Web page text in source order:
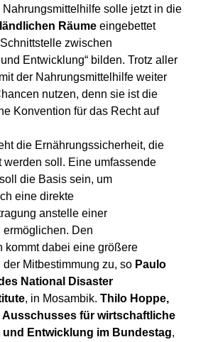
Nahrungsmittelhilfe solle jetzt in die
Räume eingebettet
zwischen
Entwicklung“ bilden. Trotz aller
der Nahrungsmittelhilfe weiter
nutzen, denn sie ist die
Konvention für das Recht auf
die Ernährungssicherheit, die
werden soll. Eine umfassende
die Basis sein, um
eine direkte
anstelle einer
Den
kommt dabei eine größere
Mitbestimmung zu, so Paulo
National Disaster
, in Mosambik. Thilo Hoppe,
Ausschusses für wirtschaftliche
und Entwicklung im Bundestag,